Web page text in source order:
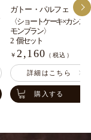
ガトー・パルフェ
〈ショートケーキ×カシス
モンブラン〉
2 個セット
￥ 2,160 （税込）
詳細はこちら
購入する